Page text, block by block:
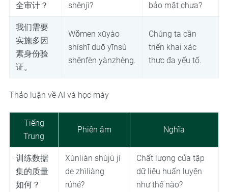
全审计？
shěnjì?
bảo mật chưa?
我们需要
实施多因
素身份验
证。
Wǒmen xūyào
shíshī duō yīnsù
shēnfèn yànzhèng.
Chúng ta cần
triển khai xác
thực đa yếu tố.
Thảo luận về AI và học máy
Tiếng
Trung
Phiên âm Nghĩa
训练数据
集的质量
如何？
Xùnliàn shùjù jí
de zhìliàng
rúhé?
Chất lượng của tập
dữ liệu huấn luyện
như thế nào?